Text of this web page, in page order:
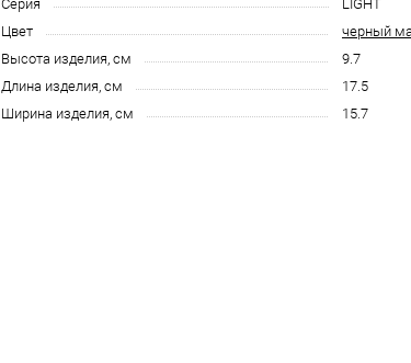
Серия
LIGHT
Цвет
черный
Высота изделия, см
9.7
Длина изделия, см
17.5
Ширина изделия, см
15.7